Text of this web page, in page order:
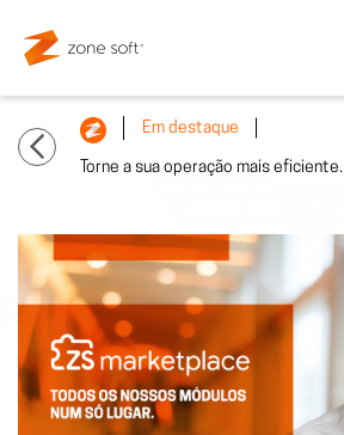
Em destaque
Torne a sua operação mais eficiente.